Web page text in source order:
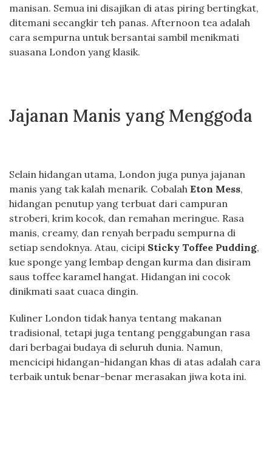
manisan. Semua ini disajikan di atas piring bertingkat,
ditemani secangkir teh panas. Afternoon tea adalah
cara sempurna untuk bersantai sambil menikmati
suasana London yang klasik.
Jajanan Manis yang Menggoda
Selain hidangan utama, London juga punya jajanan
manis yang tak kalah menarik. Cobalah Eton Mess,
hidangan penutup yang terbuat dari campuran
stroberi, krim kocok, dan remahan meringue. Rasa
manis, creamy, dan renyah berpadu sempurna di
setiap sendoknya. Atau, cicipi Sticky Toffee Pudding,
kue sponge yang lembap dengan kurma dan disiram
saus toffee karamel hangat. Hidangan ini cocok
dinikmati saat cuaca dingin.
Kuliner London tidak hanya tentang makanan
tradisional, tetapi juga tentang penggabungan rasa
dari berbagai budaya di seluruh dunia. Namun,
mencicipi hidangan-hidangan khas di atas adalah cara
terbaik untuk benar-benar merasakan jiwa kota ini.